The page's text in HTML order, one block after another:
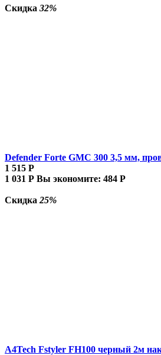
Скидка 32%
Defender Forte GMC 300 3,5 мм,
1 515 Р
1 031 Р Вы экономите: 484 Р
Скидка 25%
A4Tech Fstyler FH100 черный 2м